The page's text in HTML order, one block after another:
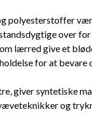
polyesterstoffer
over
lærred give et
for at bevare
giver syntetiske
og